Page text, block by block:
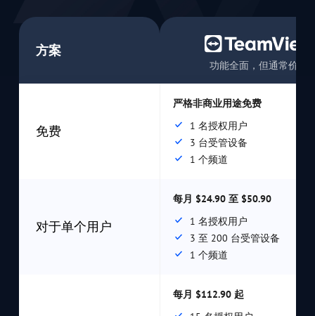
方案
功能全面，但通常价格
免费
严格非商业用途免费
1 名授权用户
3 台受管设备
1 个频道
对于单个用户
每月 $24.90 至 $50.90
1 名授权用户
3 至 200 台受管设备
1 个频道
每月 $112.90 起